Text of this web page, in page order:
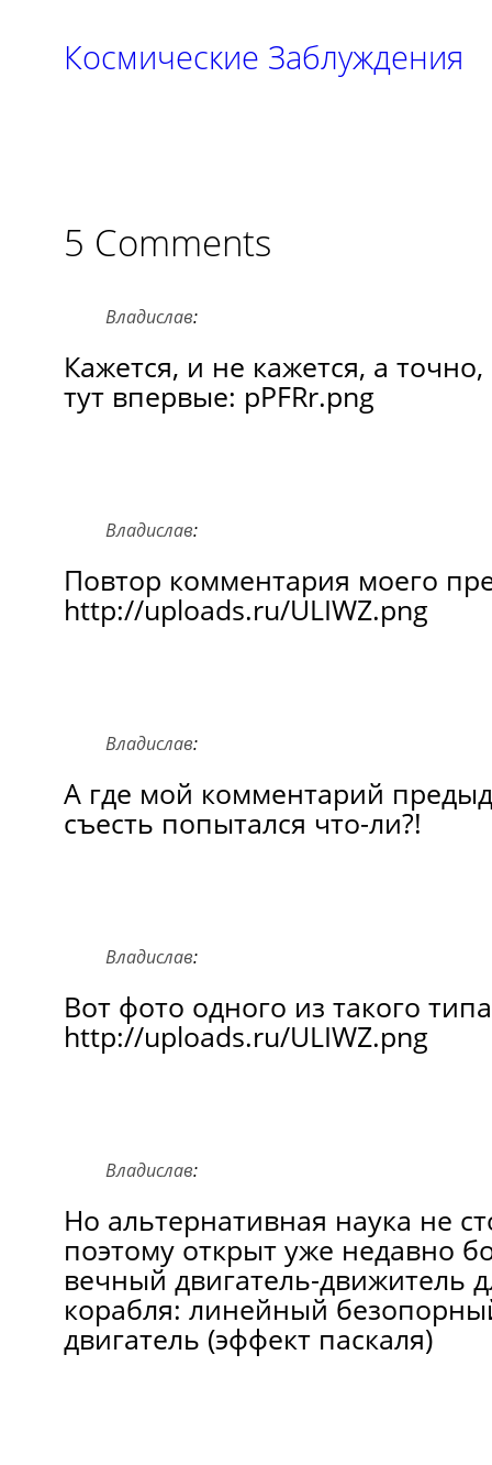
Космические Заблуждения
5 Comments
Владислав:
Кажется, и не кажется, а
тут впервые: pPFRr.png
Владислав:
Повтор комментария моего
http://uploads.ru/ULIWZ.png
Владислав:
А где мой комментарий
съесть попытался что-ли?!
Владислав:
Вот фото одного из такого
http://uploads.ru/ULIWZ.png
Владислав:
Но альтернативная наука не
поэтому открыт уже недавно
вечный двигатель-движитель
корабля: линейный
двигатель (эффект паскаля)